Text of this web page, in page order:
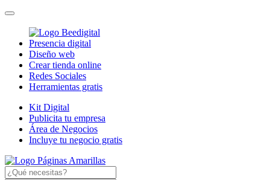
Presencia digital
Diseño web
Crear tienda online
Redes Sociales
Herramientas gratis
Kit Digital
Publicita tu empresa
Área de Negocios
Incluye tu negocio gratis